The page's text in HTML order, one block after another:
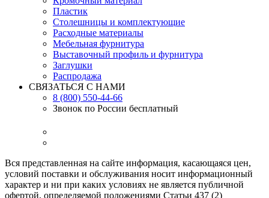
Пластик
Столешницы и комплектующие
Расходные материалы
Мебельная фурнитура
Выставочный профиль и фурнитура
Заглушки
Распродажа
СВЯЗАТЬСЯ С НАМИ
8 (800) 550-44-66
Звонок по России бесплатный
Вся представленная на сайте информация, касающаяся цен,
условий поставки и обслуживания носит информационный
характер и ни при каких условиях не является публичной
офертой, определяемой положениями Статьи 437 (2)